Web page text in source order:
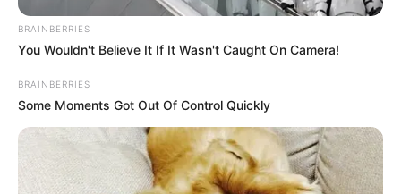
Unión Magdalena: sigue
UNIÓN MAGDALENA
Millonarios quedó
'descalzo' en El Campín:
perdió 1-2 con Unión
Magdalena
BRAINBERRIES
You Wouldn't Believe It If It Wasn't Caught On Camera!
BRAINBERRIES
Some Moments Got Out Of Control Quickly